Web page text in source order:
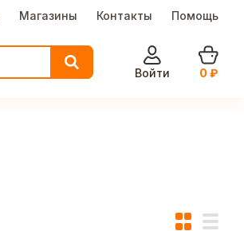
Магазины Контакты Помощь
Войти
0 ₽